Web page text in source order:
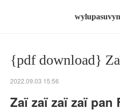
{pdf download}
2022.09.03 15:56
Zaï zaï zaï zaï pan